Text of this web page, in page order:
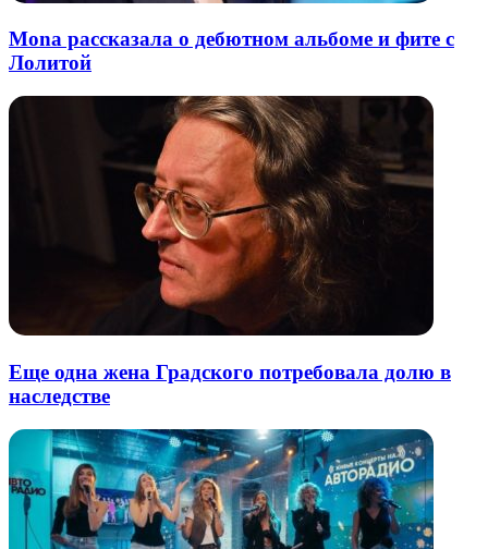
Mona рассказала о дебютном альбоме и фите с
Лолитой
Еще одна жена Градского потребовала долю в
наследстве